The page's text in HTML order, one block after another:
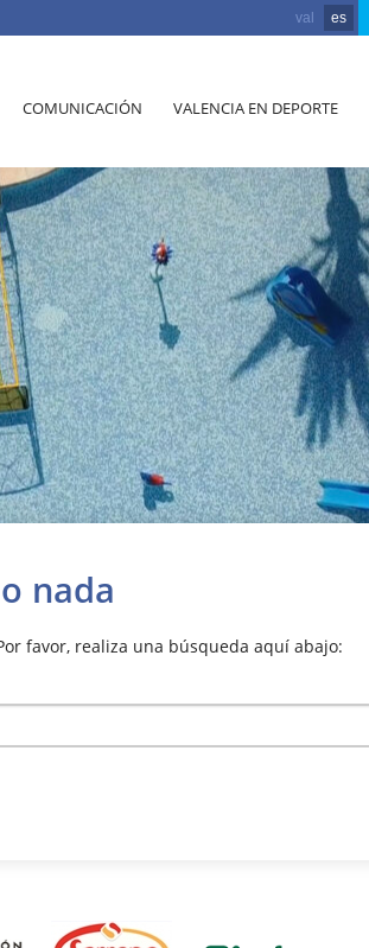
val es
COMUNICACIÓN VALENCIA EN DEPORTE
nada
favor, realiza una búsqueda aquí abajo: